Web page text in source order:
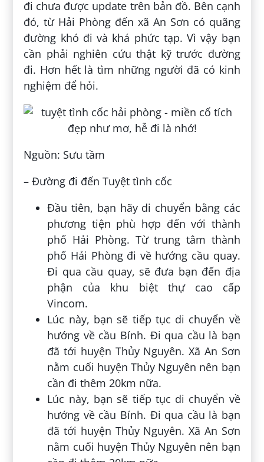
đi chưa được update trên bản đồ. Bên cạnh
đó, từ Hải Phòng đến xã An Sơn có quãng
đường khó đi và khá phức tạp. Vì vậy bạn
cần phải nghiên cứu thật kỹ trước đường
đi. Hơn hết là tìm những người đã có kinh
nghiệm để hỏi.
Nguồn: Sưu tầm
– Đường đi đến Tuyệt tình cốc
Đầu tiên, bạn hãy di chuyển bằng các
phương tiện phù hợp đến với thành
phố Hải Phòng. Từ trung tâm thành
phố Hải Phòng đi về hướng cầu quay.
Đi qua cầu quay, sẽ đưa bạn đến địa
phận của khu biệt thự cao cấp
Vincom.
Lúc này, bạn sẽ tiếp tục di chuyển về
hướng về cầu Bính. Đi qua cầu là bạn
đã tới huyện Thủy Nguyên. Xã An Sơn
nằm cuối huyện Thủy Nguyên nên bạn
cần đi thêm 20km nữa.
Lúc này, bạn sẽ tiếp tục di chuyển về
hướng về cầu Bính. Đi qua cầu là bạn
đã tới huyện Thủy Nguyên. Xã An Sơn
nằm cuối huyện Thủy Nguyên nên bạn